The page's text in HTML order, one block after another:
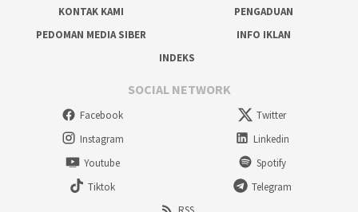
KONTAK KAMI
PENGADUAN
PEDOMAN MEDIA SIBER
INFO IKLAN
INDEKS
SOCIAL NETWORK
Facebook
Twitter
Instagram
Linkedin
Youtube
Spotify
Tiktok
Telegram